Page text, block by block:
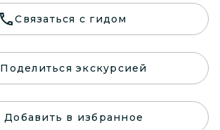
Связаться с гидом
Поделиться экскурсией
Добавить в избранное